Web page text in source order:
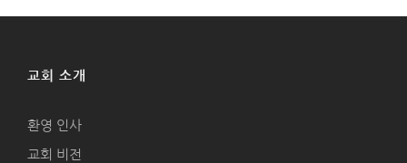
교회 소개
환영 인사
교회 비전